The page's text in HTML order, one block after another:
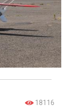
18116